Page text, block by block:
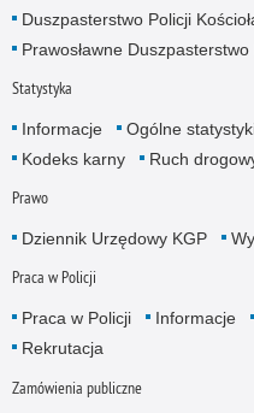
Duszpasterstwo Policji
Prawosławne Duszpasterstwo
Statystyka
Informacje Ogólne
Kodeks karny
Ruch
Prawo
Dziennik Urzędowy KGP
Praca w Policji
Praca w Policji Informacje
Rekrutacja
Zamówienia publiczne